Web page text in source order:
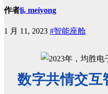
作者li, meiyong
1 月 11, 2023 #智能座舱
数字共情交互